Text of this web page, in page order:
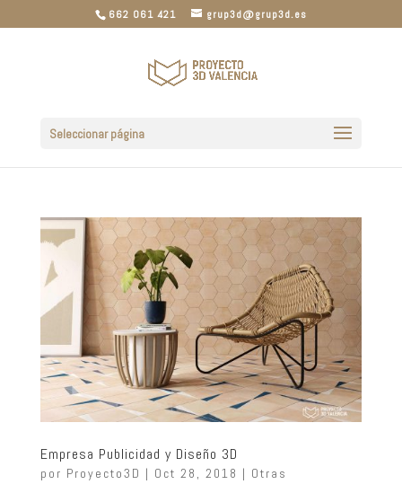
662 061 421 grup3d@grup3d.es
Seleccionar página
Empresa Publicidad y Diseño 3D
por Proyecto3D | Oct 28, 2018 | Otras